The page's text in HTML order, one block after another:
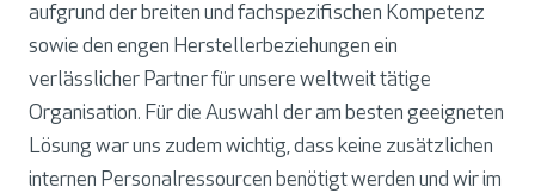
aufgrund der breiten und fachspezifischen Kompetenz
sowie den engen Herstellerbeziehungen ein
verlässlicher Partner für unsere weltweit tätige
Organisation. Für die Auswahl der am besten geeigneten
Lösung war uns zudem wichtig, dass keine zusätzlichen
internen Personalressourcen benötigt werden und wir im